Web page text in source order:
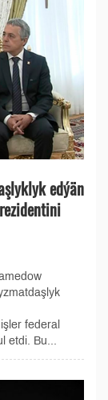
edýän
federal
etdi. Bu...